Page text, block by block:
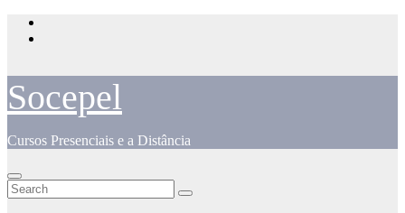
Skip
Socepel
Cursos Presenciais e a Distância